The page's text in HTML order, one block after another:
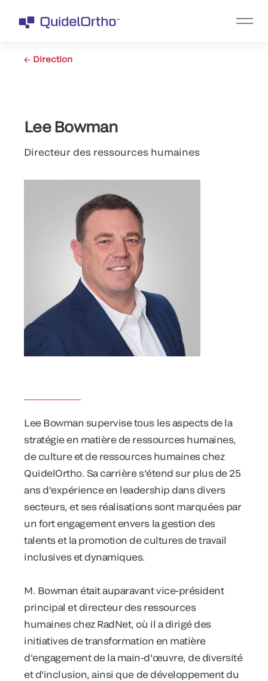
Direction
Lee Bowman
Directeur des ressources humaines
Lee Bowman supervise tous les aspects de la
stratégie en matière de ressources humaines,
de culture et de ressources humaines chez
QuidelOrtho. Sa carrière s'étend sur plus de 25
ans d'expérience en leadership dans divers
secteurs, et ses réalisations sont marquées par
un fort engagement envers la gestion des
talents et la promotion de cultures de travail
inclusives et dynamiques.
M. Bowman était auparavant vice-président
principal et directeur des ressources
humaines chez RadNet, où il a dirigé des
initiatives de transformation en matière
d'engagement de la main-d'œuvre, de diversité
et d'inclusion, ainsi que de développement du